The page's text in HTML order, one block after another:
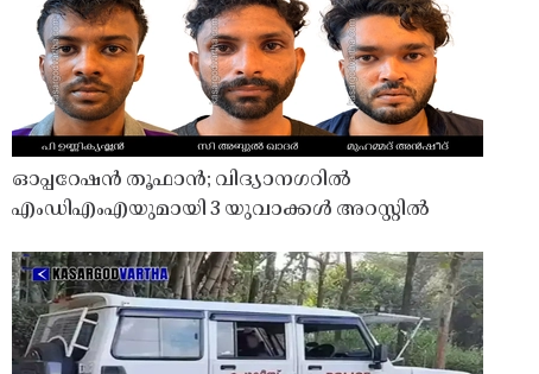
ഓപ്പറേഷൻ തൂഫാൻ; വിദ്യാനഗറിൽ
എംഡിഎംഎയുമായി 3 യുവാക്കൾ അറസ്റ്റിൽ